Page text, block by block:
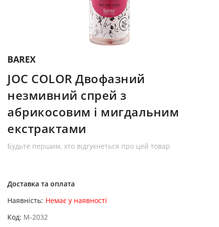
BAREX
JOC COLOR Двофазний
незмивний спрей з
абрикосовим і мигдальним
екстрактами
Будьте першим, хто відгукнеться про цей товар
Доставка та оплата
Наявність: Немає у наявності
Код M-2032